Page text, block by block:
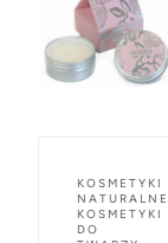
KOSMETYKI
NATURALNE
KOSMETYKI
DO